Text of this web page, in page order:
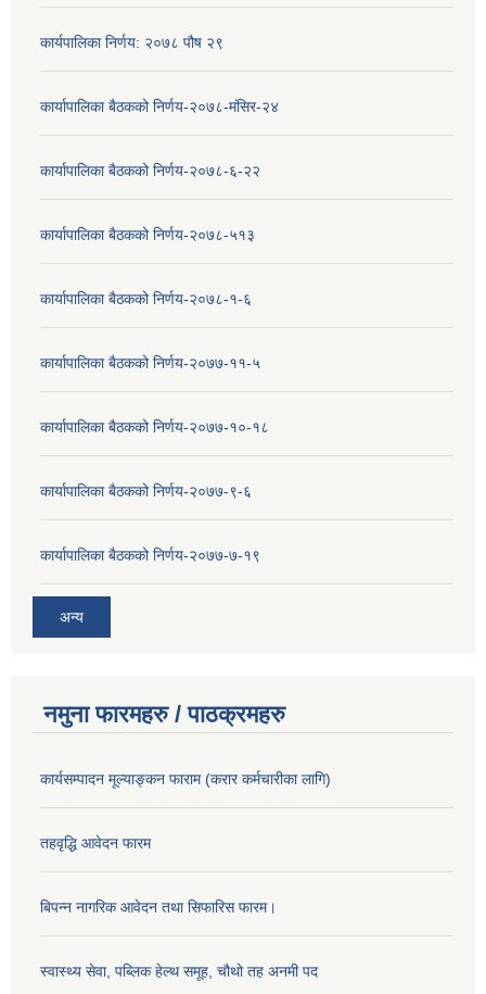
कार्यपालिका निर्णय: २०७८ पौष २९
कार्यापालिका बैठकको निर्णय-२०७८-मंसिर-२४
कार्यापालिका बैठकको निर्णय-२०७८-६-२२
कार्यापालिका बैठकको निर्णय-२०७८-५१३
कार्यापालिका बैठकको निर्णय-२०७८-१-६
कार्यापालिका बैठकको निर्णय-२०७७-११-५
कार्यापालिका बैठकको निर्णय-२०७७-१०-१८
कार्यापालिका बैठकको निर्णय-२०७७-९-६
कार्यापालिका बैठकको निर्णय-२०७७-७-१९
अन्य
नमुना फारमहरु / पाठक्रमहरु
कार्यसम्पादन मूल्याङ्कन फाराम (करार कर्मचारीका लागि)
तहवृद्धि आवेदन फारम
बिपन्‍न नागरिक आवेदन तथा सिफारिस फारम।
स्वास्थ्य सेवा, पब्लिक हेल्‍थ समूह, चौथो तह अनमी पद